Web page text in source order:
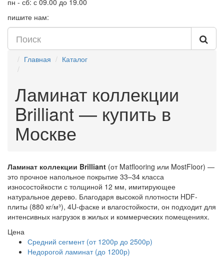
пн - сб: с 09.00 до 19.00
пишите нам:
Главная Каталог
Ламинат коллекции
Brilliant — купить в
Москве
Ламинат коллекции Brilliant (от Matflooring или MostFloor) —
это прочное напольное покрытие 33–34 класса
износостойкости с толщиной 12 мм, имитирующее
натуральное дерево. Благодаря высокой плотности HDF-
плиты (880 кг/м³), 4U-фаске и влагостойкости, он подходит для
интенсивных нагрузок в жилых и коммерческих помещениях.
Цена
Средний сегмент (от 1200р до 2500р)
Недорогой ламинат (до 1200р)